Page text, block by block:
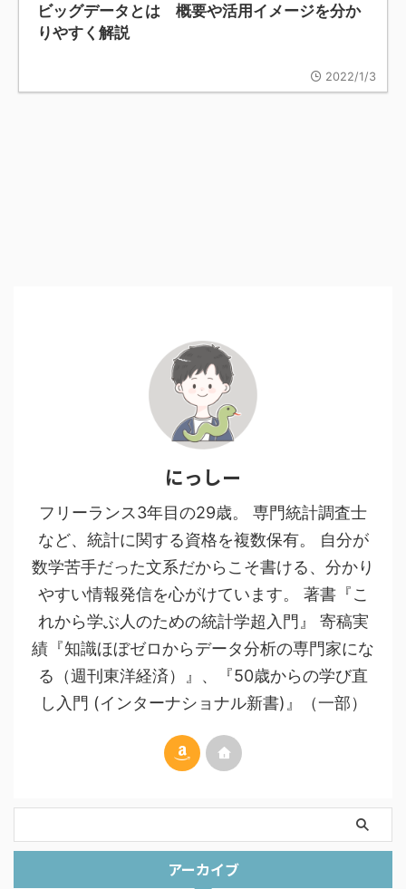
ビッグデータとは 概要や活用イメージを分か
りやすく解説
2022/1/3
にっしー
フリーランス3年目の29歳。 専門統計調査士
など、統計に関する資格を複数保有。 自分が
数学苦手だった文系だからこそ書ける、分かり
やすい情報発信を心がけています。 著書『こ
れから学ぶ人のための統計学超入門』 寄稿実
績『知識ほぼゼロからデータ分析の専門家にな
る（週刊東洋経済）』、『50歳からの学び直
し入門 (インターナショナル新書)』（一部）
アーカイブ